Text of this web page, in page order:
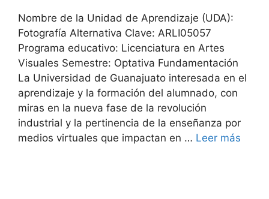
Nombre de la Unidad de Aprendizaje (UDA):
Fotografía Alternativa Clave: ARLI05057
Programa educativo: Licenciatura en Artes
Visuales Semestre: Optativa Fundamentación
La Universidad de Guanajuato interesada en el
aprendizaje y la formación del alumnado, con
miras en la nueva fase de la revolución
industrial y la pertinencia de la enseñanza por
medios virtuales que impactan en … Leer más